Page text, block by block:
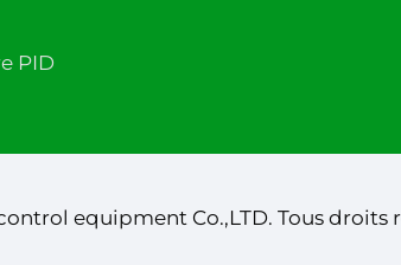
PID
equipment Co.,LTD. Tous droits